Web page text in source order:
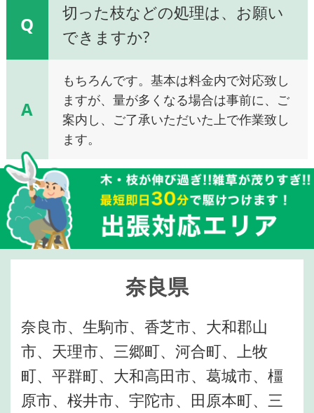
Q
切った枝などの処理は、お願い
できますか?
A
もちろんです。基本は料金内で対応致し
ますが、量が多くなる場合は事前に、ご
案内し、ご了承いただいた上で作業致し
ます。
奈良県
奈良市、生駒市、香芝市、大和郡山
市、天理市、三郷町、河合町、上牧
町、平群町、大和高田市、葛城市、橿
原市、桜井市、宇陀市、田原本町、三